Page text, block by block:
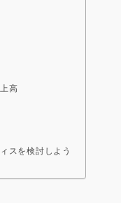
高
スを検討しよう